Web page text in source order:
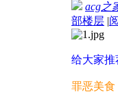
acg之
部楼层 |
给大家推
罪恶美食